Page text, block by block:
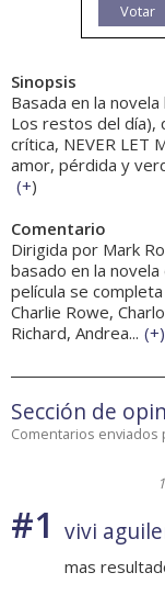
Votar
Sinopsis
Basada en la
Los restos del día),
crítica, NEVER LET
amor, pérdida y
(+)
Comentario
Dirigida por Mark
basado en la
película se
Charlie Rowe,
Richard, Andrea... (+)
Sección de
Comentarios enviados
#1 vivi
mas